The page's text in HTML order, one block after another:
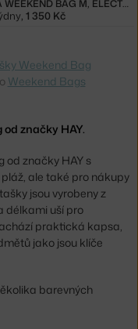
značky HAY.
od značky HAY s
ale také pro nákupy
jsou vyrobeny z
délkami uší pro
praktická kapsa,
jako jsou klíče
barevných
TAŠKA WEEKEND BAG M, ELECTRIC BLUE MULTI
, 1 350 Kč
Weekend Bag
Weekend Bags